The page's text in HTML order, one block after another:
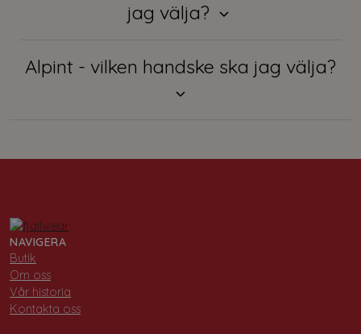
jag välja?
Alpint - vilken handske ska jag välja?
NAVIGERA
Butik
Om oss
Vår historia
Kontakta oss